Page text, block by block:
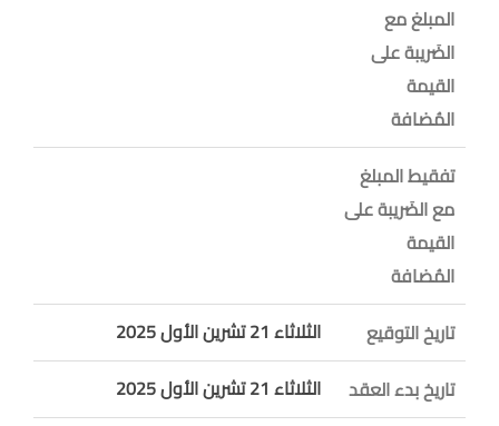
المبلغ مع
الضَريبة على
القيمة
المُضافة
تفقيط المبلغ
مع الضَريبة على
القيمة
المُضافة
تاريخ التوقيع
الثلاثاء 21 تشرين الأول 2025
تاريخ بدء العقد
الثلاثاء 21 تشرين الأول 2025